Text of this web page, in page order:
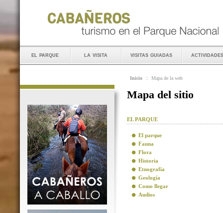
el parque la visita visitas guiadas actividades
Inicio :: Mapa de la web
Mapa del sitio
EL PARQUE
El parque
Fauna
Flora
Historia
Etnografía
Geología
Como llegar
Audios